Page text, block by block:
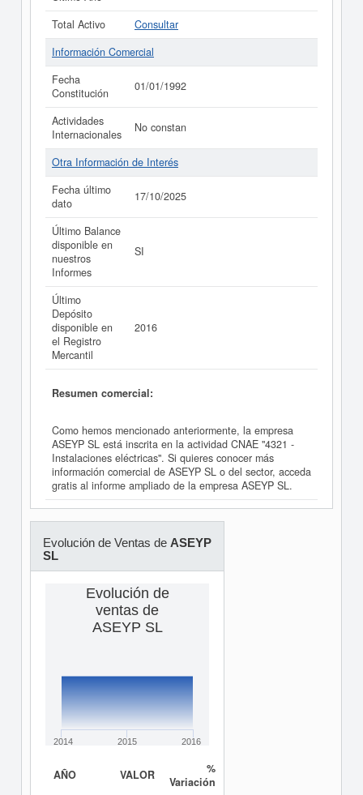
Total Activo
Consultar
Información Comercial
Fecha
Constitución
01/01/1992
Actividades
Internacionales
No constan
Otra Información de Interés
Fecha último
dato
17/10/2025
Último Balance
disponible en
nuestros
Informes
SI
Último
Depósito
disponible en
el Registro
Mercantil
2016
Resumen comercial:
Como hemos mencionado anteriormente, la empresa
ASEYP SL está inscrita en la actividad CNAE "4321 -
Instalaciones eléctricas". Si quieres conocer más
información comercial de ASEYP SL o del sector, acceda
gratis al informe ampliado de la empresa ASEYP SL.
Evolución de Ventas de ASEYP
SL
Evolución de
ventas de
ASEYP SL
2014 2015 2016
AÑO VALOR
%
Variación